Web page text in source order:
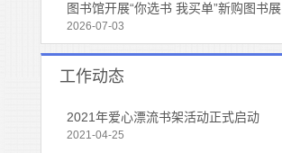
图书馆开展“你选书 我买单”新购图书展
2026-07-03
工作动态
2021年爱心漂流书架活动正式启动
2021-04-25